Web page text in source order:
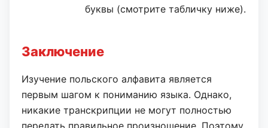
буквы (смотрите табличку ниже).
Заключение
Изучение польского алфавита является
первым шагом к пониманию языка. Однако,
никакие транскрипции не могут полностью
передать правильное произношение. Поэтому